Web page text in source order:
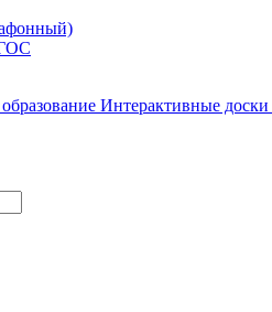
Интерактивные доски